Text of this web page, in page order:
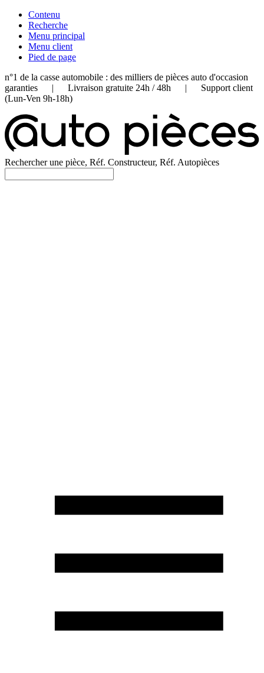
Contenu
Recherche
Menu principal
Menu client
Pied de page
n°1 de la casse automobile : des milliers de pièces auto d'occasion
garanties | Livraison gratuite 24h / 48h | Support client
(Lun-Ven 9h-18h)
Rechercher une pièce, Réf. Constructeur, Réf. Autopièces